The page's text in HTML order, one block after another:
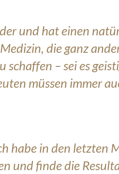
und hat einen
die ganz
– sei es
müssen immer
habe in den letzten
und finde die